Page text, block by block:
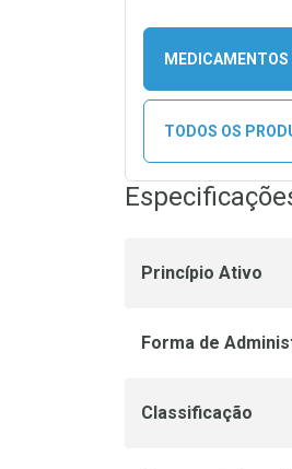
MEDICAMENTOS
TODOS OS
Princípio Ativo
Forma de
Classificação